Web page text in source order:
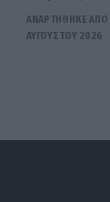
ΑΝΑΡΤΗΘΗΚΕ ΑΠΟ
ΑΥΓΟΎΣΤΟΥ 2026